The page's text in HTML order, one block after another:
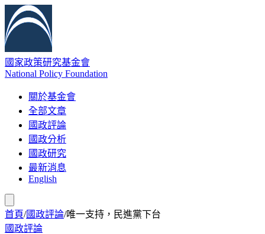
國家政策研究基金會
National Policy Foundation
關於基金會
全部文章
國政評論
國政分析
國政研究
最新消息
English
首頁/國政評論/唯一支持，民進黨下台
國政評論